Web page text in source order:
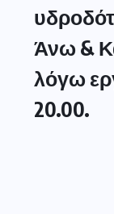
Άνω &
λόγω
20.00.